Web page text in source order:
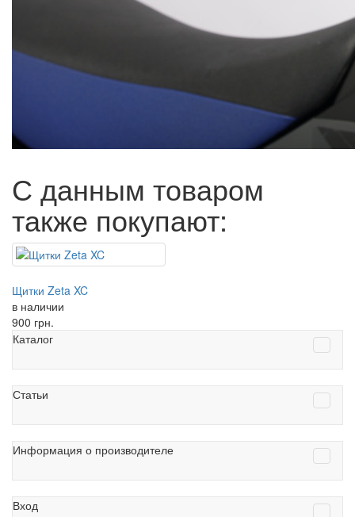
С данным товаром
также покупают:
Щитки Zeta XC
в наличии
900 грн.
Каталог
Статьи
Информация о производителе
Вход